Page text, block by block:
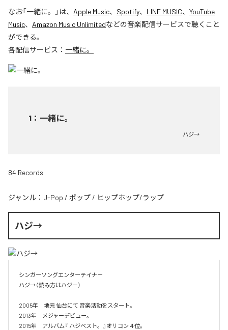
なお「一緒に。 」は、 Apple Music、 Spotify、 LINE MUSIC、 YouTube
Music、 Amazon Music Unlimitedなどの音楽配信サービスで聴くこと
ができる。
各配信サービス： 一緒に。
1 ： 一緒に。
ハジ→
84 Records
ジャンル： J-Pop / ポップ / ヒップホップ/ラップ
ハジ→
シンガーソングエンターテイナー
ハジ→（読み方はハジー）
2005年　地元 仙台にて 音楽活動をスタート。
2013年　メジャーデビュー。
2015年　アルバム『 ハジベスト。』オリコン４位。